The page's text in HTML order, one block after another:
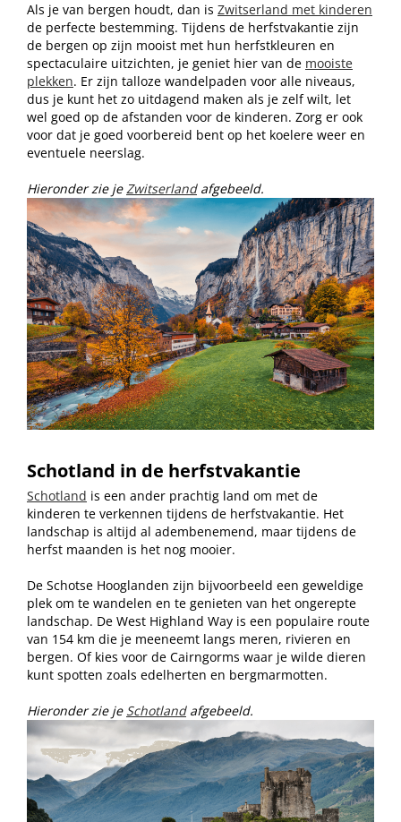
Als je van bergen houdt, dan is Zwitserland met kinderen
de perfecte bestemming. Tijdens de herfstvakantie zijn
de bergen op zijn mooist met hun herfstkleuren en
spectaculaire uitzichten, je geniet hier van de mooiste
plekken. Er zijn talloze wandelpaden voor alle niveaus,
dus je kunt het zo uitdagend maken als je zelf wilt, let
wel goed op de afstanden voor de kinderen. Zorg er ook
voor dat je goed voorbereid bent op het koelere weer en
eventuele neerslag.
Hieronder zie jeZwitserlandafgebeeld.
Schotland in de herfstvakantie
Schotland is een ander prachtig land om met de
kinderen te verkennen tijdens de herfstvakantie. Het
landschap is altijd al adembenemend, maar tijdens de
herfst maanden is het nog mooier.
De Schotse Hooglanden zijn bijvoorbeeld een geweldige
plek om te wandelen en te genieten van het ongerepte
landschap. De West Highland Way is een populaire route
van 154 km die je meeneemt langs meren, rivieren en
bergen. Of kies voor de Cairngorms waar je wilde dieren
kunt spotten zoals edelherten en bergmarmotten.
Hieronder zie je Schotlandafgebeeld.